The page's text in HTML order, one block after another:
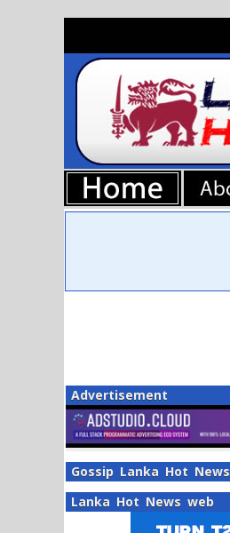
Advertisement
Gossip Lanka Hot News
Lanka Hot News web